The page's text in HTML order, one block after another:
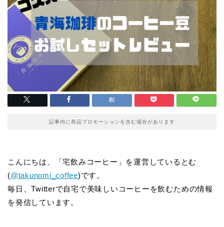
記事内に商品プロモーションを含む場合があります
こんにちは、「宅飲みコーヒー」を運営しているとむ
(@takunomi_coffee)です。
毎日、Twitterで自宅で美味しいコーヒーを飲むための情報
を発信しています。